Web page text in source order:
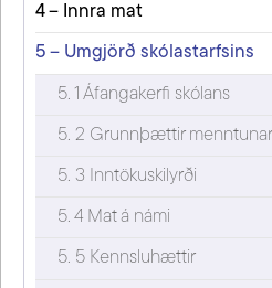
4 – Innra mat
5 – Umgjörð skólastarfsins
5. 1 Áfangakerfi skólans
5. 2 Grunnþættir
5. 3 Inntökuskilyrði
5. 4 Mat á námi
5. 5 Kennsluhættir